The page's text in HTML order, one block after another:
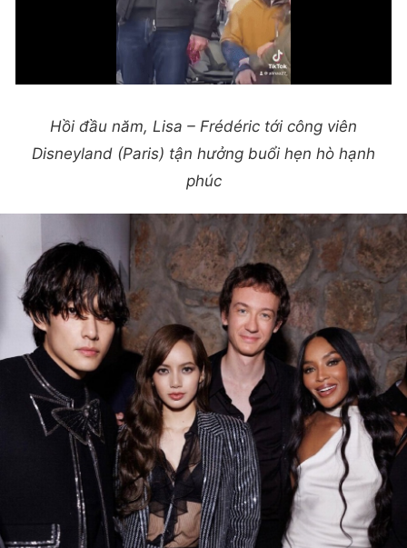
Hồi đầu năm, Lisa – Frédéric tới công viên
Disneyland (Paris) tận hưởng buổi hẹn hò hạnh
phúc